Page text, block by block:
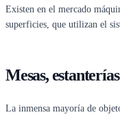
Existen en el mercado
superficies, que utilizan el
Mesas,
La inmensa mayoría de